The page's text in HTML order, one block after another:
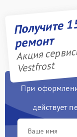
Получите
ремонт
Акция
Vestfrost
При
действует